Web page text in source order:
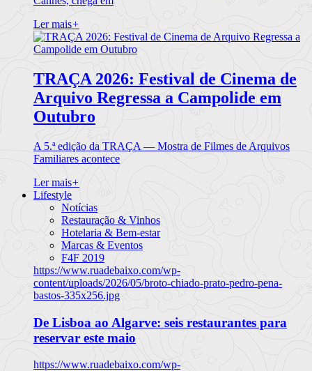
Ler mais+
TRAÇA 2026: Festival de Cinema de
Arquivo Regressa a Campolide em
Outubro
A 5.ª edição da TRAÇA — Mostra de Filmes de Arquivos
Familiares acontece
Ler mais+
Lifestyle
Notícias
Restauração & Vinhos
Hotelaria & Bem-estar
Marcas & Eventos
F4F 2019
https://www.ruadebaixo.com/wp-
content/uploads/2026/05/broto-chiado-prato-pedro-pena-
bastos-335x256.jpg
De Lisboa ao Algarve: seis restaurantes para
reservar este maio
https://www.ruadebaixo.com/wp-